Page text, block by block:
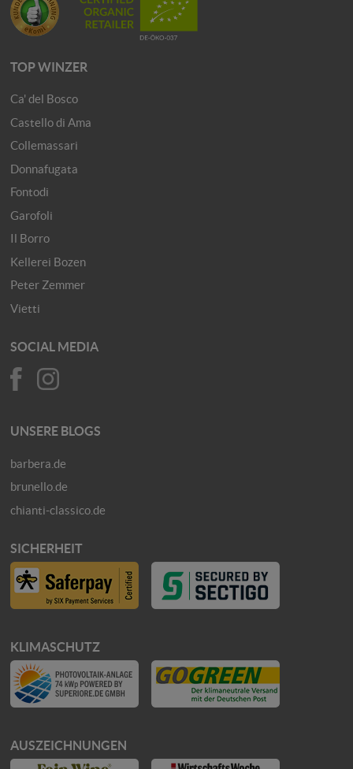
TOP WINZER
Ca' del Bosco
Castello di Ama
Collemassari
Donnafugata
Fontodi
Garofoli
Il Borro
Kellerei Bozen
Peter Zemmer
Vietti
SOCIAL MEDIA
UNSERE BLOGS
barbera.de
brunello.de
chianti-classico.de
SICHERHEIT
KLIMASCHUTZ
AUSZEICHNUNGEN